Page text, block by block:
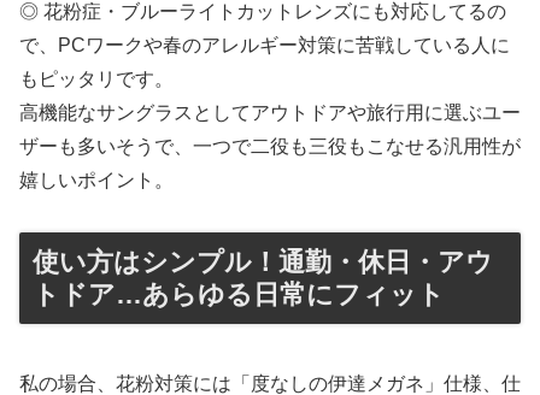
◎ 花粉症・ブルーライトカットレンズにも対応してるの
で、PCワークや春のアレルギー対策に苦戦している人に
もピッタリです。
高機能なサングラスとしてアウトドアや旅行用に選ぶユー
ザーも多いそうで、一つで二役も三役もこなせる汎用性が
嬉しいポイント。
使い方はシンプル！通勤・休日・アウ
トドア…あらゆる日常にフィット
私の場合、花粉対策には「度なしの伊達メガネ」仕様、仕